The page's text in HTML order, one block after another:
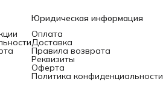
Юридическая информация
Оплата
Доставка
Правила возврата
Реквизиты
Оферта
Политика конфиденциальности